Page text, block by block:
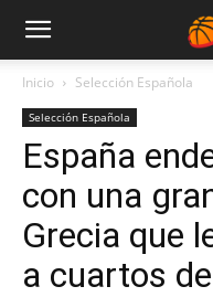
Inicio Selección Española
Selección Española
España
con una
Grecia que
a cuartos